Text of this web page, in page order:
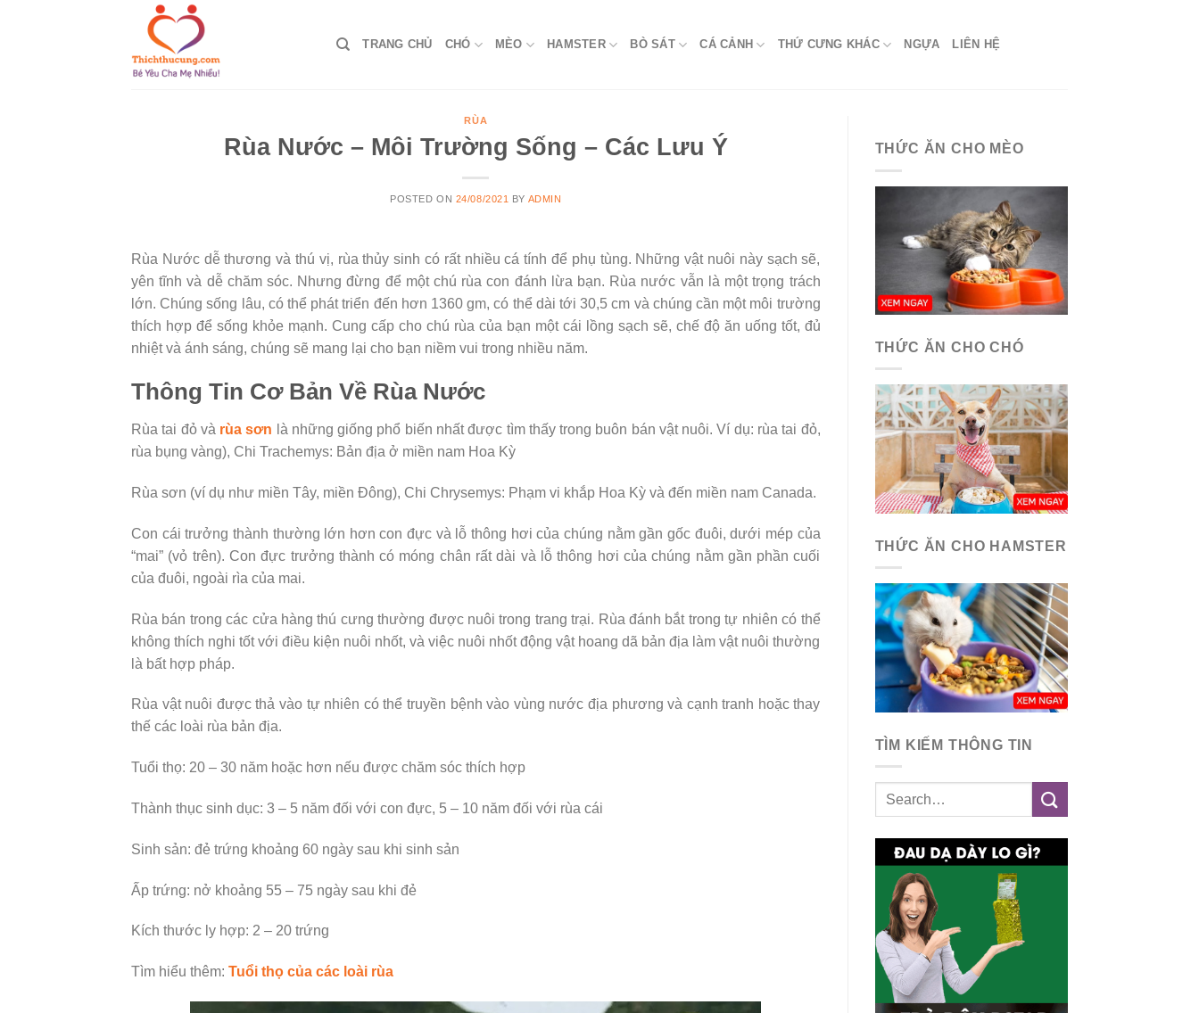
TRANG CHỦ CHÓ MÈO HAMSTER BÒ SÁT CÁ CẢNH THỨ CƯNG KHÁC NGỰA LIÊN HỆ
RÙA
Rùa Nước – Môi Trường Sống – Các Lưu Ý
POSTED ON 24/08/2021 BY ADMIN
Rùa Nước dễ thương và thú vị, rùa thủy sinh có rất nhiều cá tính để phụ tùng. Những vật nuôi này sạch sẽ,
yên tĩnh và dễ chăm sóc. Nhưng đừng để một chú rùa con đánh lừa bạn. Rùa nước vẫn là một trọng trách
lớn. Chúng sống lâu, có thể phát triển đến hơn 1360 gm, có thể dài tới 30,5 cm và chúng cần một môi trường
thích hợp để sống khỏe mạnh. Cung cấp cho chú rùa của bạn một cái lồng sạch sẽ, chế độ ăn uống tốt, đủ
nhiệt và ánh sáng, chúng sẽ mang lại cho bạn niềm vui trong nhiều năm.
Thông Tin Cơ Bản Về Rùa Nước
Rùa tai đỏ và rùa sơn là những giống phổ biến nhất được tìm thấy trong buôn bán vật nuôi. Ví dụ: rùa tai đỏ,
rùa bụng vàng), Chi Trachemys: Bản địa ở miền nam Hoa Kỳ
Rùa sơn (ví dụ như miền Tây, miền Đông), Chi Chrysemys: Phạm vi khắp Hoa Kỳ và đến miền nam Canada.
Con cái trưởng thành thường lớn hơn con đực và lỗ thông hơi của chúng nằm gần gốc đuôi, dưới mép của
“mai” (vỏ trên). Con đực trưởng thành có móng chân rất dài và lỗ thông hơi của chúng nằm gần phần cuối
của đuôi, ngoài rìa của mai.
Rùa bán trong các cửa hàng thú cưng thường được nuôi trong trang trại. Rùa đánh bắt trong tự nhiên có thể
không thích nghi tốt với điều kiện nuôi nhốt, và việc nuôi nhốt động vật hoang dã bản địa làm vật nuôi thường
là bất hợp pháp.
Rùa vật nuôi được thả vào tự nhiên có thể truyền bệnh vào vùng nước địa phương và cạnh tranh hoặc thay
thế các loài rùa bản địa.
Tuổi thọ: 20 – 30 năm hoặc hơn nếu được chăm sóc thích hợp
Thành thục sinh dục: 3 – 5 năm đối với con đực, 5 – 10 năm đối với rùa cái
Sinh sản: đẻ trứng khoảng 60 ngày sau khi sinh sản
Ấp trứng: nở khoảng 55 – 75 ngày sau khi đẻ
Kích thước ly hợp: 2 – 20 trứng
Tìm hiểu thêm: Tuổi thọ của các loài rùa
THỨC ĂN CHO MÈO
THỨC ĂN CHO CHÓ
THỨC ĂN CHO HAMSTER
TÌM KIẾM THÔNG TIN